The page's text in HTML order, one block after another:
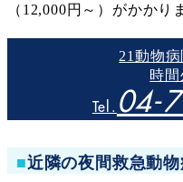
（12,000円～）がかかり
21動物
時
Tel. 04-
■近隣の夜間救急動